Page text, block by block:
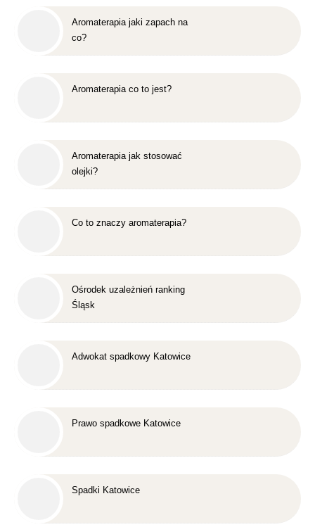
Aromaterapia jaki zapach na
co?
Aromaterapia co to jest?
Aromaterapia jak stosować
olejki?
Co to znaczy aromaterapia?
Ośrodek uzależnień ranking
Śląsk
Adwokat spadkowy Katowice
Prawo spadkowe Katowice
Spadki Katowice